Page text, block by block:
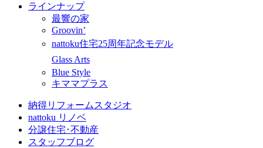
ラインナップ
最響の家
Groovin’
nattoku住宅25周年記念モデル
Glass Arts
Blue Style
キママプラス
納得リフォームスタジオ
nattoku リノベ
分譲住宅･不動産
スタッフブログ